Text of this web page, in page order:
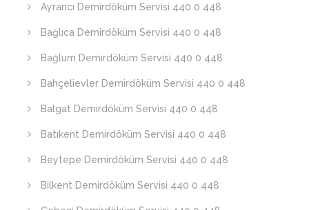
Ayrancı Demirdöküm Servisi 440 0 448
Bağlıca Demirdöküm Servisi 440 0 448
Bağlum Demirdöküm Servisi 440 0 448
Bahçelievler Demirdöküm Servisi 440 0 448
Balgat Demirdöküm Servisi 440 0 448
Batıkent Demirdöküm Servisi 440 0 448
Beytepe Demirdöküm Servisi 440 0 448
Bilkent Demirdöküm Servisi 440 0 448